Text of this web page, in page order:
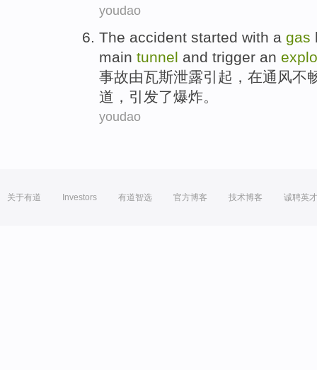
youdao
The accident started with a gas
main tunnel and trigger an
事故由瓦斯泄露引起 ，在通风不
道 ， 引发了爆炸。
youdao
关于有道 Investors 有道智选 官方博客 技术博客 诚聘英才